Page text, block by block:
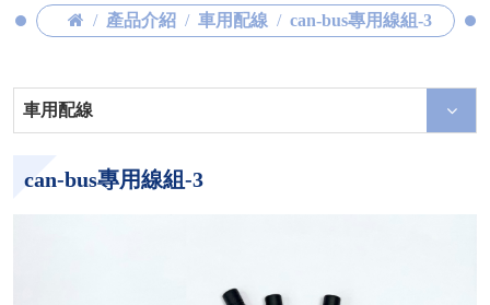
產品介紹 車用配線 can-bus專用線組-3
車用配線
can-bus專用線組-3